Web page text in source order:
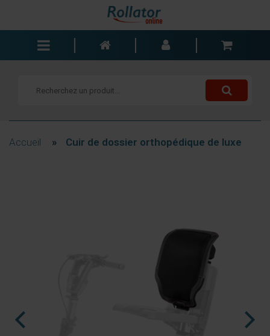
Fauteuils roulants
Accueil » Cuir de dossier orthopédique de luxe